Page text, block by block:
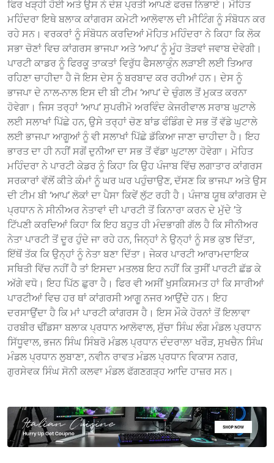
ਫਿਰ ਖੜ੍ਹੀ ਹੋਈ ਅਤੇ ਉਸ ਨੇ ਦੇਸ਼ ਪ੍ਰਤੀ ਆਪਣੇ ਫਰਜ਼ ਨਿਭਾਏ। ਮੋਹਿਤ
ਮਹਿੰਦਰਾ ਇਥੇ ਬਲਾਕ ਕਾਂਗਰਸ ਕਮੇਟੀ ਆਲੋਵਾਲ ਦੀ ਮੀਟਿੰਗ ਨੂੰ ਸੰਬੋਧਨ ਕਰ
ਰਹੇ ਸਨ। ਵਰਕਰਾਂ ਨੂੰ ਸੰਬੋਧਨ ਕਰਦਿਆਂ ਮੋਹਿਤ ਮਹਿੰਦਰਾ ਨੇ ਕਿਹਾ ਕਿ ਲੋਕ
ਸਭਾ ਚੋਣਾਂ ਵਿਚ ਕਾਂਗਰਸ ਭਾਜਪਾ ਅਤੇ ‘ਆਪ’ ਨੂੰ ਮੂੰਹ ਤੋੜਵਾਂ ਜਵਾਬ ਦੇਵੇਗੀ।
ਪਾਰਟੀ ਕਾਡਰ ਨੂੰ ਫਿਰਕੂ ਤਾਕਤਾਂ ਵਿਰੁੱਧ ਫੈਸਲਾਕੁੰਨ ਲੜਾਈ ਲਈ ਤਿਆਰ
ਰਹਿਣਾ ਚਾਹੀਦਾ ਹੈ ਜੋ ਇਸ ਦੇਸ ਨੂੰ ਬਰਬਾਦ ਕਰ ਰਹੀਆਂ ਹਨ। ਦੇਸ ਨੂੰ
ਭਾਜਪਾ ਦੇ ਨਾਲ-ਨਾਲ ਇਸ ਦੀ ਬੀ ਟੀਮ ‘ਆਪ’ ਦੇ ਚੁੰਗਲ ਤੋਂ ਮੁਕਤ ਕਰਨਾ
ਹੋਵੇਗਾ। ਜਿਸ ਤਰ੍ਹਾਂ ‘ਆਪ’ ਸੁਪਰੀਮੋ ਅਰਵਿੰਦ ਕੇਜਰੀਵਾਲ ਸਰਾਬ ਘੁਟਾਲੇ
ਲਈ ਸਲਾਖਾਂ ਪਿੱਛੇ ਹਨ, ਉਸੇ ਤਰ੍ਹਾਂ ਚੋਣ ਬਾਂਡ ਫੰਡਿੰਗ ਦੇ ਸਭ ਤੋਂ ਵੱਡੇ ਘੁਟਾਲੇ
ਲਈ ਭਾਜਪਾ ਆਗੂਆਂ ਨੂੰ ਵੀ ਸਲਾਖਾਂ ਪਿੱਛੇ ਡੱਕਿਆ ਜਾਣਾ ਚਾਹੀਦਾ ਹੈ। ਇਹ
ਭਾਰਤ ਦਾ ਹੀ ਨਹੀਂ ਸਗੋਂ ਦੁਨੀਆ ਦਾ ਸਭ ਤੋਂ ਵੱਡਾ ਘੁਟਾਲਾ ਹੋਵੇਗਾ। ਮੋਹਿਤ
ਮਹਿੰਦਰਾ ਨੇ ਪਾਰਟੀ ਕੇਡਰ ਨੂੰ ਕਿਹਾ ਕਿ ਉਹ ਪੰਜਾਬ ਵਿੱਚ ਲਗਾਤਾਰ ਕਾਂਗਰਸ
ਸਰਕਾਰਾਂ ਵੱਲੋਂ ਕੀਤੇ ਕੰਮਾਂ ਨੂੰ ਘਰ ਘਰ ਪਹੁੰਚਾਉਣ, ਦੱਸਣ ਕਿ ਭਾਜਪਾ ਅਤੇ ਉਸ
ਦੀ ਟੀਮ ਬੀ ‘ਆਪ’ ਲੋਕਾਂ ਦਾ ਪੈਸਾ ਕਿਵੇਂ ਲੁੱਟ ਰਹੀ ਹੈ। ਪੰਜਾਬ ਯੂਥ ਕਾਂਗਰਸ ਦੇ
ਪ੍ਰਧਾਨ ਨੇ ਸੀਨੀਅਰ ਨੇਤਾਵਾਂ ਦੀ ਪਾਰਟੀ ਤੋਂ ਕਿਨਾਰਾ ਕਰਨ ਦੇ ਮੁੱਦੇ ’ਤੇ
ਟਿੱਪਣੀ ਕਰਦਿਆਂ ਕਿਹਾ ਕਿ ਇਹ ਬਹੁਤ ਹੀ ਮੰਦਭਾਗੀ ਗੱਲ ਹੈ ਕਿ ਸੀਨੀਅਰ
ਨੇਤਾ ਪਾਰਟੀ ਤੋਂ ਦੂਰ ਹੁੰਦੇ ਜਾ ਰਹੇ ਹਨ, ਜਿਨ੍ਹਾਂ ਨੇ ਉਨ੍ਹਾਂ ਨੂੰ ਸਭ ਕੁਝ ਦਿੱਤਾ,
ਇੱਥੋਂ ਤੱਕ ਕਿ ਉਨ੍ਹਾਂ ਨੂੰ ਨੇਤਾ ਬਣਾ ਦਿੱਤਾ। ਜੇਕਰ ਪਾਰਟੀ ਆਰਾਮਦਾਇਕ
ਸਥਿਤੀ ਵਿੱਚ ਨਹੀਂ ਹੈ ਤਾਂ ਇਸਦਾ ਮਤਲਬ ਇਹ ਨਹੀਂ ਕਿ ਤੁਸੀਂ ਪਾਰਟੀ ਛੱਡ ਕੇ
ਅੱਗੇ ਵਧੋ। ਇਹ ਪਿੱਠ ਛੁਰਾ ਹੈ। ਫਿਰ ਵੀ ਅਸੀਂ ਖੁਸਕਿਸਮਤ ਹਾਂ ਕਿ ਸਾਰੀਆਂ
ਪਾਰਟੀਆਂ ਵਿਚ ਹਰ ਥਾਂ ਕਾਂਗਰਸੀ ਆਗੂ ਨਜਰ ਆਉਂਦੇ ਹਨ। ਇਹ
ਦਰਸਾਉਂਦਾ ਹੈ ਕਿ ਮਾਂ ਪਾਰਟੀ ਕਾਂਗਰਸ ਹੈ। ਇਸ ਮੌਕੇ ਹੋਰਨਾਂ ਤੋਂ ਇਲਾਵਾ
ਹਰਬੀਰ ਢੀਂਡਸਾ ਬਲਾਕ ਪ੍ਰਧਾਨ ਆਲੋਵਾਲ, ਸੁੱਚਾ ਸਿੰਘ ਲੰਗ ਮੰਡਲ ਪ੍ਰਧਾਨ
ਸਿੱਧੂਵਾਲ, ਭਜਨ ਸਿੰਘ ਸਿੰਬਰੋ ਮੰਡਲ ਪ੍ਰਧਾਨ ਦੰਦਰਾਲਾ ਖਰੌੜ, ਸੁਖਚੈਨ ਸਿੰਘ
ਮੰਡਲ ਪ੍ਰਧਾਨ ਲੁਬਾਣਾ, ਨਵੀਨ ਰਾਵਤ ਮੰਡਲ ਪ੍ਰਧਾਨ ਵਿਕਾਸ ਨਗਰ,
ਗੁਰਸੇਵਕ ਸਿੰਘ ਸੋਨੀ ਕਲਵਾ ਮੰਡਲ ਫੱਗਣਗੜ੍ਹ ਆਦਿ ਹਾਜ਼ਰ ਸਨ।